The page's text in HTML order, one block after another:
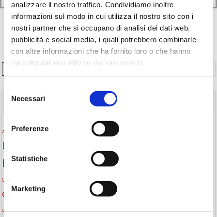
analizzare il nostro traffico. Condividiamo inoltre
informazioni sul modo in cui utilizza il nostro sito con i
nostri partner che si occupano di analisi dei dati web,
pubblicità e social media, i quali potrebbero combinarle
con altre informazioni che ha fornito loro o che hanno
raccolto dal suo utilizzo dei loro servizi.
delNecessari
Preferenze
Statistiche
Marketing
Cerca
TAGS
attività per bambini Attività per ragazzi
biblioteca
biblioteca Monselice Biblioteca San Biagio
Centro per il libro e la lettura cittàchelegge
eventi culturali eventi culturali Monselice
eventi Monselice famiglie Fiaccole della lettura